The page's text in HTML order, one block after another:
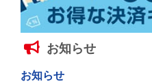
お知らせ
お知らせ